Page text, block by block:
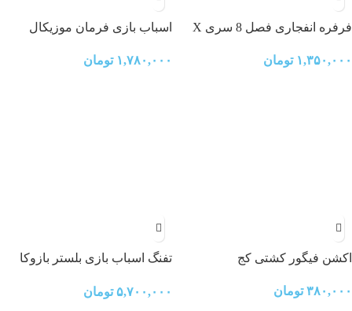
فرفره انفجاری فصل 8 سری X
۱,۳۵۰,۰۰۰ تومان
اسباب بازی فرمان موزیکال
۱,۷۸۰,۰۰۰ تومان
اکشن فیگور کشتی کج
۳۸۰,۰۰۰ تومان
تفنگ اسباب بازی بلستر بازوکا
bazooka rocket launcher
۵,۷۰۰,۰۰۰ تومان